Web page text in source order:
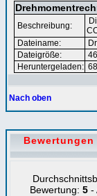
Beschreibung:
Dateiname:
Dateigröße:
Heruntergeladen:
Nach oben
Bewertung: 5 -